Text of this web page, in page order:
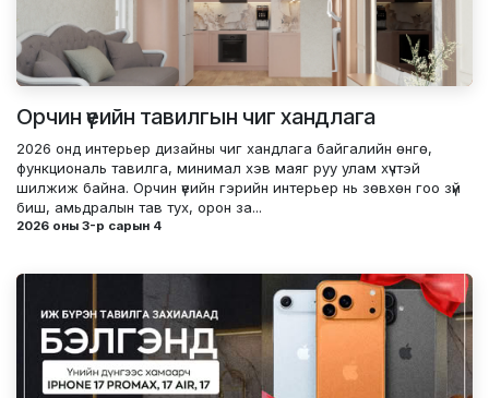
Орчин үеийн тавилгын чиг хандлага
2026 онд интерьер дизайны чиг хандлага байгалийн өнгө,
функциональ тавилга, минимал хэв маяг руу улам хүчтэй
шилжиж байна. Орчин үеийн гэрийн интерьер нь зөвхөн гоо зүй
биш, амьдралын тав тух, орон за...
2026 оны 3-р сарын 4